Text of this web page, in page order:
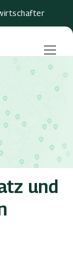
Menu
und